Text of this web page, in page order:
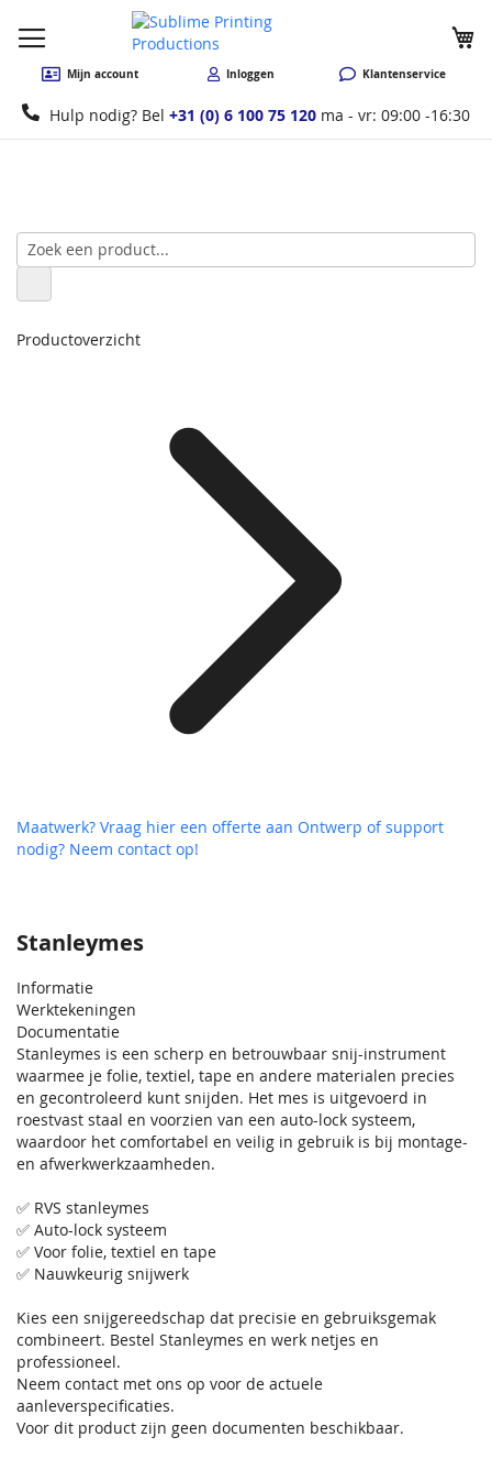
Mijn account Inloggen Klantenservice
Hulp nodig? Bel +31 (0) 6 100 75 120 ma - vr: 09:00 -16:30
Stanleymes
Informatie
Werktekeningen
Documentatie
Stanleymes is een scherp en betrouwbaar snij-instrument
waarmee je folie, textiel, tape en andere materialen precies
en gecontroleerd kunt snijden. Het mes is uitgevoerd in
roestvast staal en voorzien van een auto-lock systeem,
waardoor het comfortabel en veilig in gebruik is bij montage-
en afwerkwerkzaamheden.
✅ RVS stanleymes
✅ Auto-lock systeem
✅ Voor folie, textiel en tape
✅ Nauwkeurig snijwerk
Kies een snijgereedschap dat precisie en gebruiksgemak
combineert. Bestel Stanleymes en werk netjes en
professioneel.
Neem contact met ons op voor de actuele
aanleverspecificaties.
Voor dit product zijn geen documenten beschikbaar.
Productoverzicht
Maatwerk? Vraag hier een offerte aan Ontwerp of support
nodig? Neem contact op!